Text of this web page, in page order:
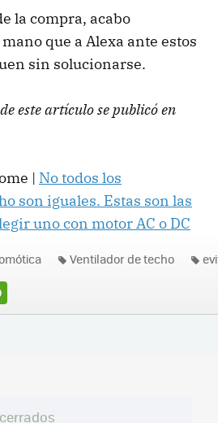
la compra, acabo
que a Alexa ante estos
sin solucionarse.
este artículo se publicó en
| No todos los
son iguales. Estas son las
uno con motor AC o DC
Ventilador de techo